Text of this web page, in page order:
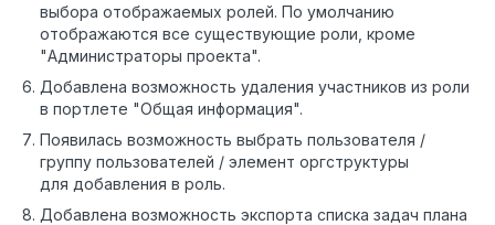
выбора отображаемых ролей. По умолчанию
отображаются все существующие роли, кроме
"Администраторы проекта".
Добавлена возможность удаления участников из роли
в портлете "Общая информация".
Появилась возможность выбрать пользователя /
группу пользователей / элемент оргструктуры
для добавления в роль.
Добавлена возможность экспорта списка задач плана